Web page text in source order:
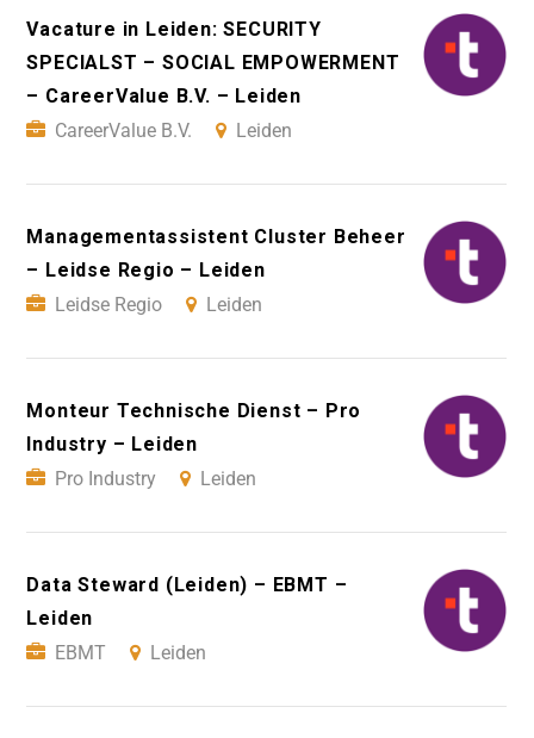
Vacature in Leiden: SECURITY
SPECIALST – SOCIAL EMPOWERMENT
– CareerValue B.V. – Leiden
CareerValue B.V.
Leiden
Managementassistent Cluster Beheer
– Leidse Regio – Leiden
Leidse Regio
Leiden
Monteur Technische Dienst – Pro
Industry – Leiden
Pro Industry
Leiden
Data Steward (Leiden) – EBMT –
Leiden
EBMT
Leiden